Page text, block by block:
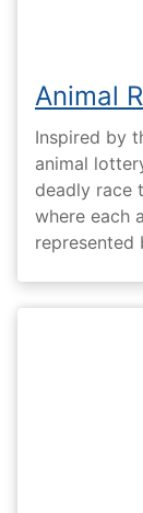
Animal
Inspired by
animal
deadly race
where each
represented